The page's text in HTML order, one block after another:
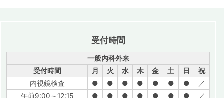
受付時間
一般内科外来
受付時間
月 火 水 木 金 土 日
祝
内視鏡検査
● ● ● ● ● ● ●
／
午前9:00～12:15
● ● ● ● ● ● ●
／